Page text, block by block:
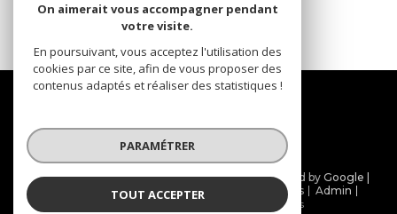
Nous
© 2026 | Tous droits réservés | Traduction powered by Google |
Nos honoraires
Plan du site Mentions légales
Admin
Partenaires
Politique RGPD Cookies
On aimerait vous accompagner pendant
votre visite.
En poursuivant, vous acceptez l'utilisation des
cookies par ce site, afin de vous proposer des
contenus adaptés et réaliser des statistiques !
PARAMÉTRER
TOUT ACCEPTER